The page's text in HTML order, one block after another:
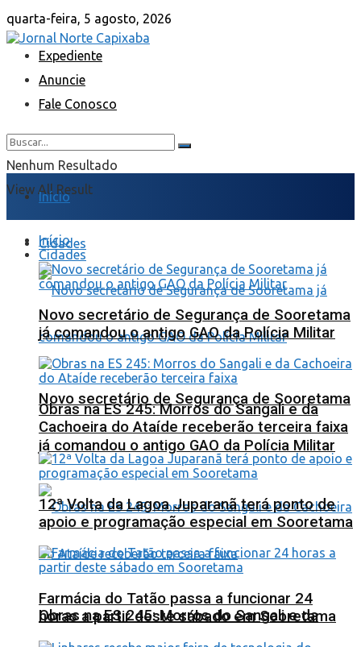
quarta-feira, 5 agosto, 2026
Expediente
Anuncie
Fale Conosco
Nenhum Resultado
View All Result
Início
Cidades
Novo secretário de Segurança de Sooretama
já comandou o antigo GAO da Polícia Militar
Obras na ES 245: Morros do Sangali e da
Início
Cidades
Novo secretário de Segurança de Sooretama
já comandou o antigo GAO da Polícia Militar
Obras na ES 245: Morros do Sangali e da
Cachoeira do Ataíde receberão terceira faixa
12ª Volta da Lagoa Juparanã terá ponto de
apoio e programação especial em Sooretama
Farmácia do Tatão passa a funcionar 24
horas a partir deste sábado em Sooretama